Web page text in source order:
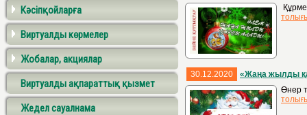
Кәсіпқойларға
Виртуалды көрмелер
Жобалар, акциялар
Виртуалды ақпараттық қызмет
Жедел сауалнама
30.12.2020
«Жаңа жылды
Өнер